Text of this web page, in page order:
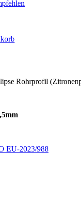
Rohrprofil
EU-2023/988